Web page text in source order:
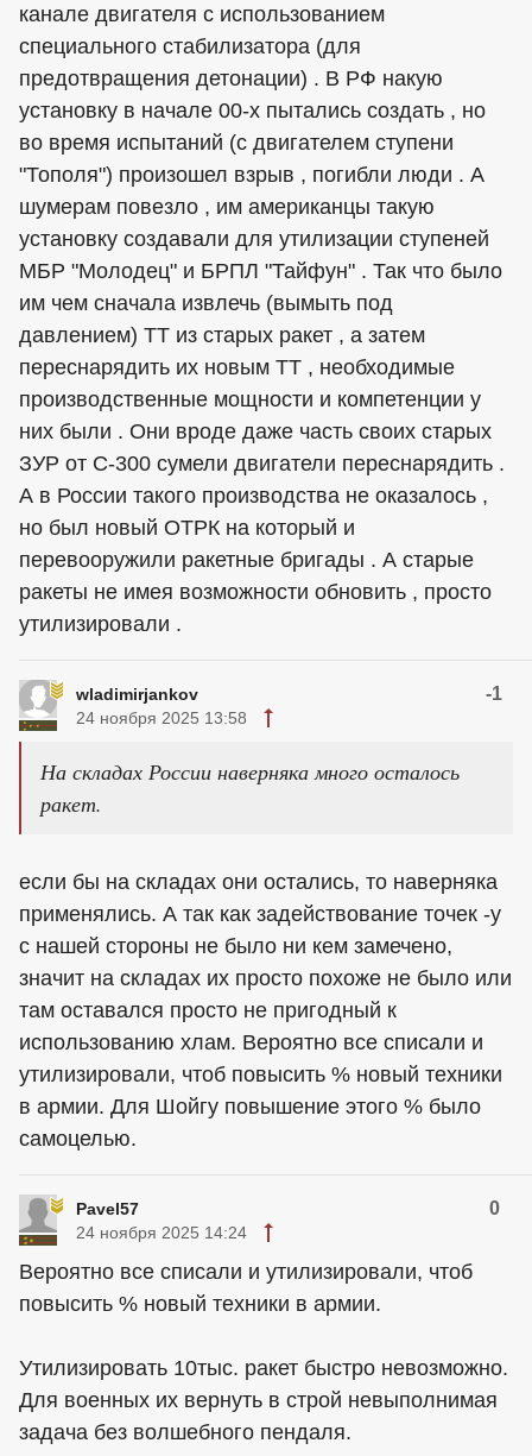
канале двигателя с использованием
специального стабилизатора (для
предотвращения детонации) . В РФ накую
установку в начале 00-х пытались создать , но
во время испытаний (с двигателем ступени
"Тополя") произошел взрыв , погибли люди . А
шумерам повезло , им американцы такую
установку создавали для утилизации ступеней
МБР "Молодец" и БРПЛ "Тайфун" . Так что было
им чем сначала извлечь (вымыть под
давлением) ТТ из старых ракет , а затем
переснарядить их новым ТТ , необходимые
производственные мощности и компетенции у
них были . Они вроде даже часть своих старых
ЗУР от С-300 сумели двигатели переснарядить .
А в России такого производства не оказалось ,
но был новый ОТРК на который и
перевооружили ракетные бригады . А старые
ракеты не имея возможности обновить , просто
утилизировали .
wladimirjankov -1
24 ноября 2025 13:58
На складах России наверняка много осталось
ракет.
если бы на складах они остались, то наверняка
применялись. А так как задействование точек -у
с нашей стороны не было ни кем замечено,
значит на складах их просто похоже не было или
там оставался просто не пригодный к
использованию хлам. Вероятно все списали и
утилизировали, чтоб повысить % новый техники
в армии. Для Шойгу повышение этого % было
самоцелью.
Pavel57 0
24 ноября 2025 14:24
Вероятно все списали и утилизировали, чтоб
повысить % новый техники в армии.
Утилизировать 10тыс. ракет быстро невозможно.
Для военных их вернуть в строй невыполнимая
задача без волшебного пендаля.